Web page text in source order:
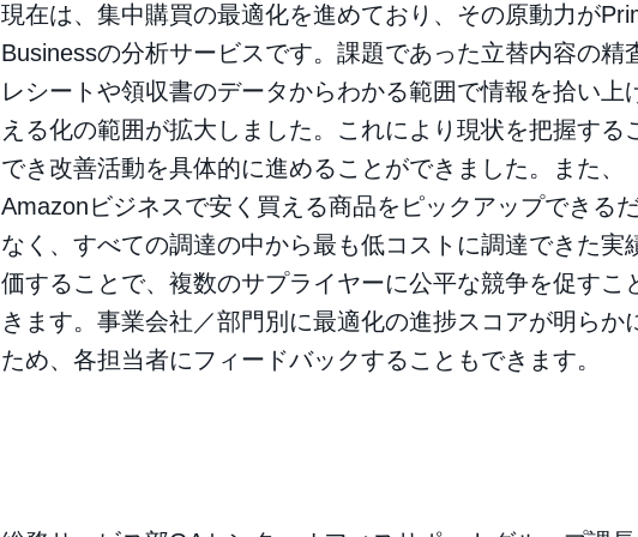
現在は、集中購買の最適化を進めており、その原動力が
Businessの分析サービスです。課題であった立替内容の精
レシートや領収書のデータからわかる範囲で情報を拾い上
える化の範囲が拡大しました。これにより現状を把握する
でき改善活動を具体的に進めることができました。また、
Amazonビジネスで安く買える商品をピックアップできる
なく、すべての調達の中から最も低コストに調達できた実
価することで、複数のサプライヤーに公平な競争を促すこ
きます。事業会社／部門別に最適化の進捗スコアが明らか
ため、各担当者にフィードバックすることもできます。